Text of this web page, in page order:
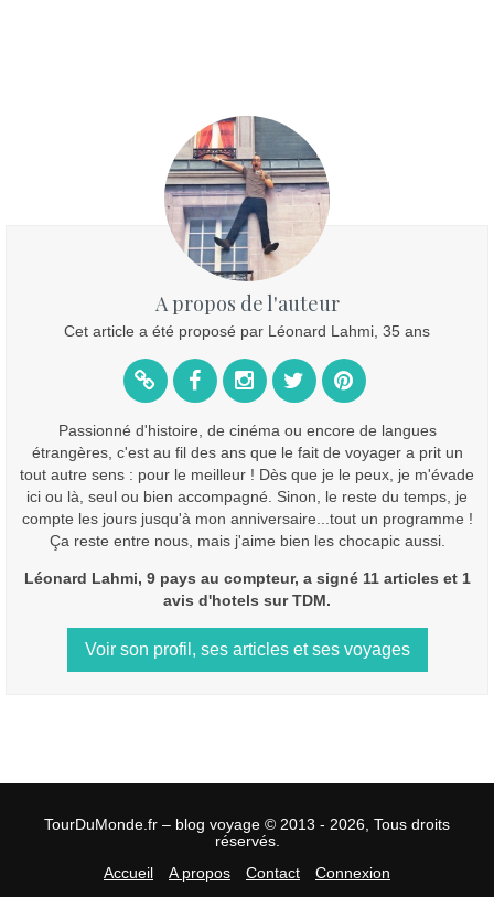
A propos de l'auteur
Cet article a été proposé par Léonard Lahmi, 35 ans
Passionné d'histoire, de cinéma ou encore de langues
étrangères, c'est au fil des ans que le fait de voyager a prit un
tout autre sens : pour le meilleur ! Dès que je le peux, je m'évade
ici ou là, seul ou bien accompagné. Sinon, le reste du temps, je
compte les jours jusqu'à mon anniversaire...tout un programme !
Ça reste entre nous, mais j'aime bien les chocapic aussi.
Léonard Lahmi, 9 pays au compteur, a signé 11 articles et 1
avis d'hotels sur TDM.
Voir son profil, ses articles et ses voyages
TourDuMonde.fr – blog voyage © 2013 - 2026, Tous droits
réservés.
Accueil
A propos Contact Connexion